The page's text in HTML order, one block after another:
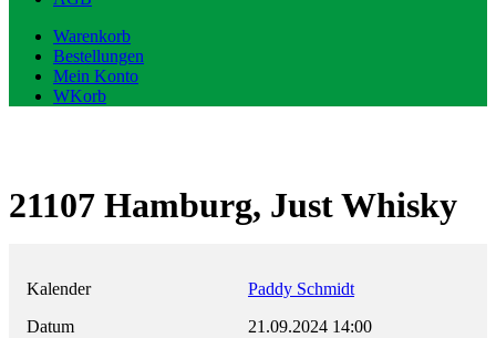
Warenkorb
Bestellungen
Mein Konto
WKorb
21107 Hamburg, Just Whisky
Kalender
Paddy Schmidt
Datum
21.09.2024 14:00